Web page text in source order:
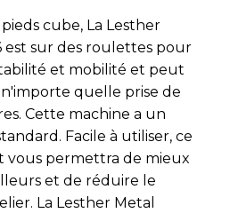
cube, La Lesther
est sur des roulettes pour
et mobilité et peut
quelle prise de
Cette machine a un
Facile à utiliser, ce
permettra de mieux
et de réduire le
La Lesther Metal